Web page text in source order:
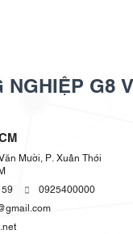
G8
Mười, P. Xuân Thới
0925400000